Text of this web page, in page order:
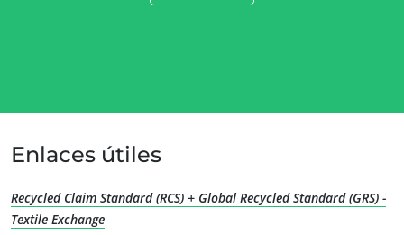
Enlaces útiles
Recycled Claim Standard (RCS) + Global Recycled Standard (GRS) -
Textile Exchange